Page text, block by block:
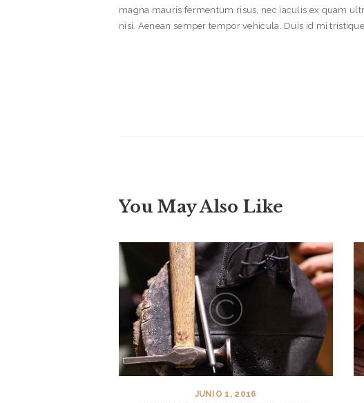
NIKE JORDAN
magna mauris fermentum risus, nec iaculis ex quam
nisi. Aenean semper tempor vehicula. Duis id mi
You May Also Like
JUNIO 1, 2016